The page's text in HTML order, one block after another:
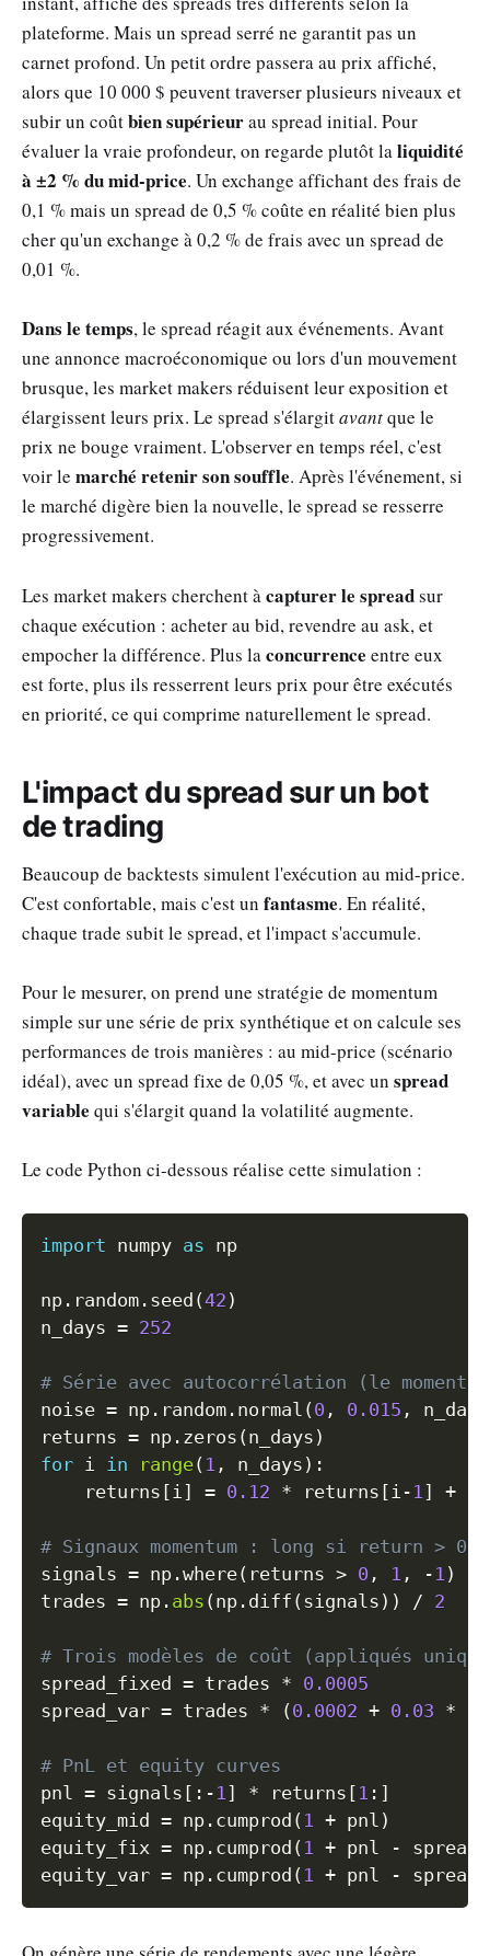
plateforme. Mais un spread serré ne garantit pas un
carnet profond. Un petit ordre passera au prix affiché,
alors que 10 000 $ peuvent traverser plusieurs niveaux et
subir un coûtbien supérieurau spread initial. Pour
évaluer la vraie profondeur, on regarde plutôt laliquidité
à ±2 % du mid-price. Un exchange affichant des frais de
0,1 % mais un spread de 0,5 % coûte en réalité bien plus
cher qu'un exchange à 0,2 % de frais avec un spread de
0,01 %.
Dans le temps, le spread réagit aux événements. Avant
une annonce macroéconomique ou lors d'un mouvement
brusque, les market makers réduisent leur exposition et
élargissent leurs prix. Le spread s'élargitavantque le
prix ne bouge vraiment. L'observer en temps réel, c'est
voir le marché retenir son souffle. Après l'événement, si
le marché digère bien la nouvelle, le spread se resserre
progressivement.
Les market makers cherchent à capturer le spreadsur
chaque exécution : acheter au bid, revendre au ask, et
empocher la différence. Plus la concurrence entre eux
est forte, plus ils resserrent leurs prix pour être exécutés
en priorité, ce qui comprime naturellement le spread.
L'impact du spread sur un bot
de trading
Beaucoup de backtests simulent l'exécution au mid-price.
C'est confortable, mais c'est un fantasme. En réalité,
chaque trade subit le spread, et l'impact s'accumule.
Pour le mesurer, on prend une stratégie de momentum
simple sur une série de prix synthétique et on calcule ses
performances de trois manières : au mid-price (scénario
idéal), avec un spread fixe de 0,05 %, et avec un spread
variable qui s'élargit quand la volatilité augmente.
Le code Python ci-dessous réalise cette simulation :
import numpy as np
np . random . seed (42 )
n_days = 252
# Série avec autocorrélation (le
noise = np . random . normal (0 , 0.015 , n_days
returns = np . zeros (n_days )
for i in range( 1 , n_days ) :
    returns
[i] = 0.12 * returns [i - 1] +
# Signaux momentum : long si return >
signals = np .where( returns > 0 , 1 , - 1 )
trades = np . abs (np . diff (signals ) ) / 2
# Trois modèles de coût (appliqués
spread_fixed = trades * 0.0005
spread_var = trades * (0.0002 + 0.03 *
# PnL et equity curves
pnl = signals [ : - 1] * returns [ 1 : ]
equity_mid = np . cumprod ( 1 + pnl )
equity_fix = np . cumprod ( 1 + pnl -
equity_var = np . cumprod ( 1 + pnl -